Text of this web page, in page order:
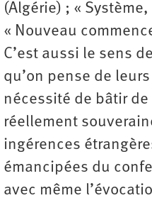
(Algérie) ; «
« Nouveau
C’est aussi le sens
qu’on pense de
nécessité de bâtir
réellement
ingérences
émancipées du
avec même